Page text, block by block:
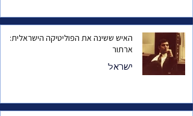
האיש ששינה את הפוליטיקה הישראלית:
ארתור
ישראל